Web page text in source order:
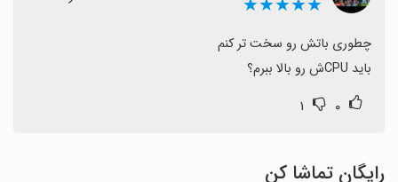
★★★★★
باید CPUش رو بالا ببرم؟
۰ ۱
رایگان تماشا کن